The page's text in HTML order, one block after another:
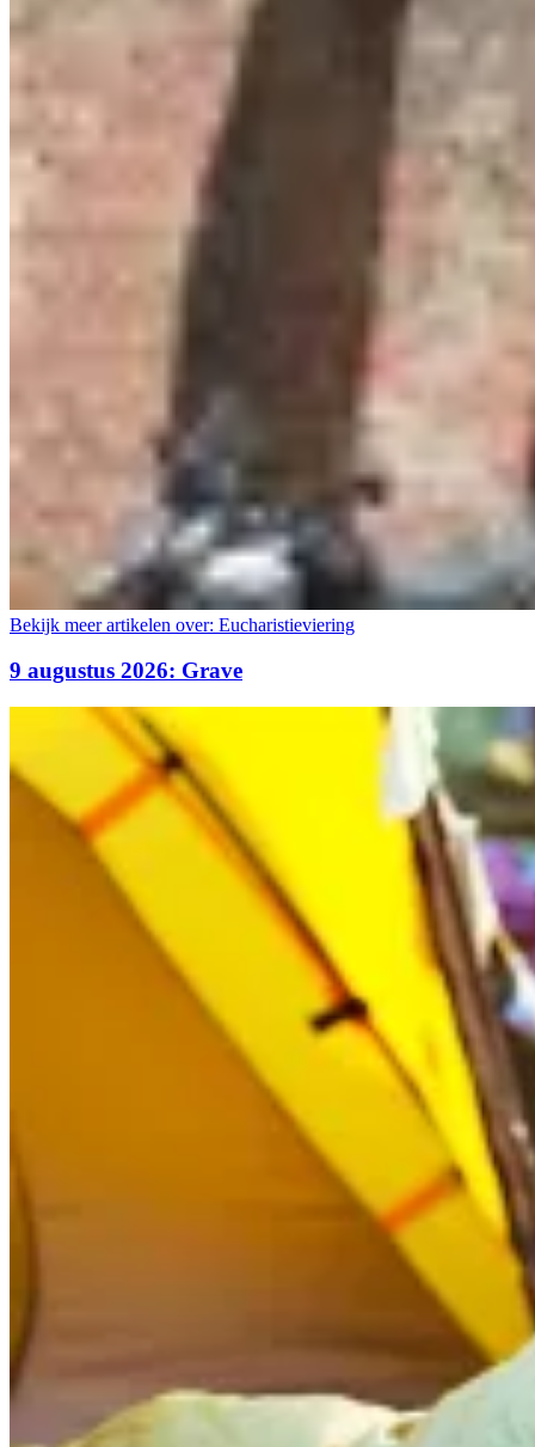
Bekijk meer artikelen over: Eucharistieviering
9 augustus 2026: Grave